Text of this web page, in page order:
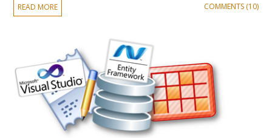
READ MORE COMMENTS (10)